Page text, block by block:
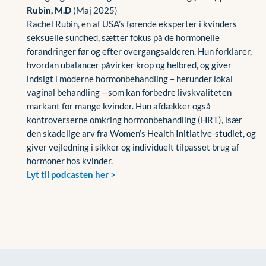
Rubin, M.D (Maj 2025)
Rachel Rubin, en af USA’s førende eksperter i kvinders
seksuelle sundhed, sætter fokus på de hormonelle
forandringer før og efter overgangsalderen. Hun forklarer,
hvordan ubalancer påvirker krop og helbred, og giver
indsigt i moderne hormonbehandling – herunder lokal
vaginal behandling – som kan forbedre livskvaliteten
markant for mange kvinder. Hun afdækker også
kontroverserne omkring hormonbehandling (HRT), især
den skadelige arv fra Women’s Health Initiative-studiet, og
giver vejledning i sikker og individuelt tilpasset brug af
hormoner hos kvinder.
Lyt til podcasten her >